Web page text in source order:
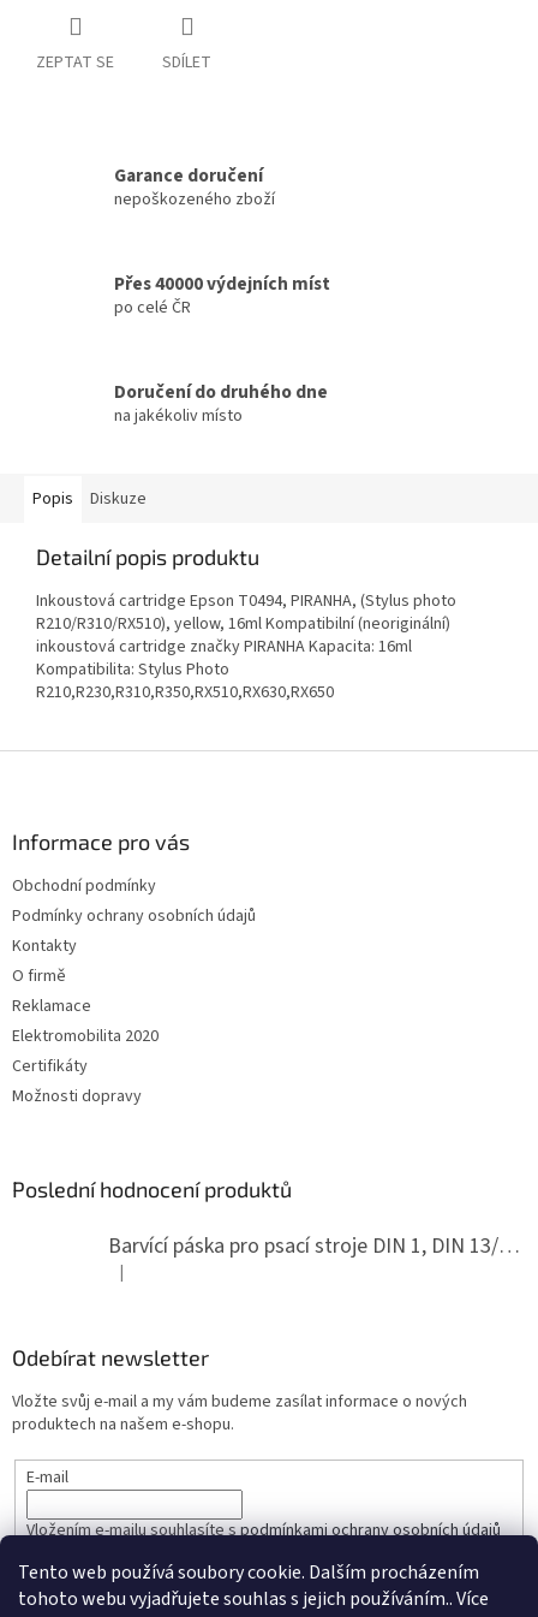
Tento web používá soubory cookie. Dalším procházením
tohoto webu vyjadřujete souhlas s jejich používáním.. Více
ZEPTAT SE SDÍLET
Garance doručení
nepoškozeného zboží
Přes 40000 výdejních míst
po celé ČR
Doručení do druhého dne
na jakékoliv místo
Popis Diskuze
Detailní popis produktu
Inkoustová cartridge Epson T0494, PIRANHA, (Stylus photo
R210/R310/RX510), yellow, 16ml Kompatibilní (neoriginální)
inkoustová cartridge značky PIRANHA Kapacita: 16ml
Kompatibilita: Stylus Photo
R210,R230,R310,R350,RX510,RX630,RX650
Informace pro vás
Obchodní podmínky
Podmínky ochrany osobních údajů
Kontakty
O firmě
Reklamace
Elektromobilita 2020
Certifikáty
Možnosti dopravy
Poslední hodnocení produktů
Barvící páska pro psací stroje DIN 1, DIN 13/10, LAND, PA červenočerná
Hodnocení produktu je 5 z 5 hvězdiček.
|
Odebírat newsletter
Vložte svůj e-mail a my vám budeme zasílat informace o nových
produktech na našem e-shopu.
E-mail
Vložením e-mailu souhlasíte spodmínkami ochrany osobních údajů
PŘIHLÁSIT SE